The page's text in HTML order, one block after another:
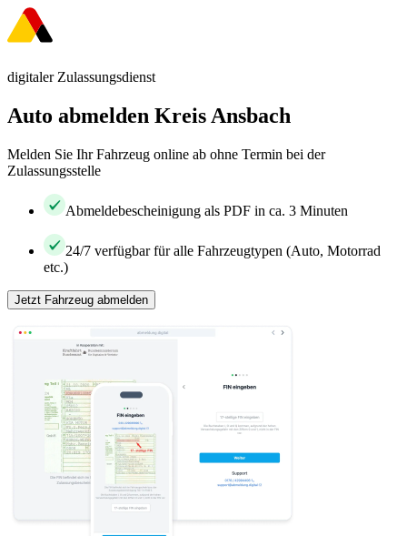
digitaler Zulassungsdienst
Auto abmelden Kreis Ansbach
Melden Sie Ihr Fahrzeug online ab ohne Termin bei der
Zulassungsstelle
Abmeldebescheinigung als PDF in ca. 3 Minuten
24/7 verfügbar für alle Fahrzeugtypen (Auto, Motorrad
etc.)
Jetzt Fahrzeug abmelden